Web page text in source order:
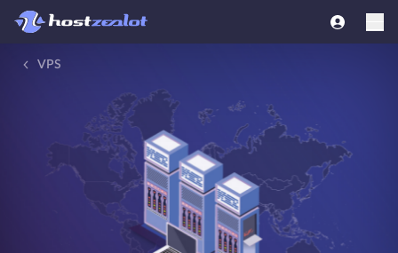
VPS